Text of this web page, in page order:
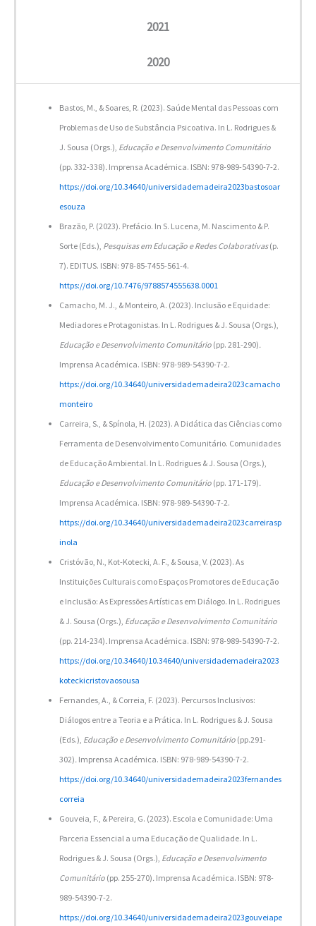
2021
2020
Bastos, M., & Soares, R. (2023). Saúde Mental das Pessoas com
Problemas de Uso de Substância Psicoativa. In L. Rodrigues &
J. Sousa (Orgs.), Educação e Desenvolvimento Comunitário
(pp. 332-338). Imprensa Académica. ISBN: 978-989-54390-7-2.
https://doi.org/10.34640/universidademadeira2023bastosoar
esouza
Brazão, P. (2023). Prefácio. In S. Lucena, M. Nascimento & P.
Sorte (Eds.), Pesquisas em Educação e Redes Colaborativas(p.
7). EDITUS. ISBN: 978-85-7455-561-4.
https://doi.org/10.7476/9788574555638.0001
Camacho, M. J., & Monteiro, A. (2023). Inclusão e Equidade:
Mediadores e Protagonistas. In L. Rodrigues & J. Sousa (Orgs.),
Educação e Desenvolvimento Comunitário (pp. 281-290).
Imprensa Académica. ISBN: 978-989-54390-7-2.
https://doi.org/10.34640/universidademadeira2023camacho
monteiro
Carreira, S., & Spínola, H. (2023). A Didática das Ciências como
Ferramenta de Desenvolvimento Comunitário. Comunidades
de Educação Ambiental. In L. Rodrigues & J. Sousa (Orgs.),
Educação e Desenvolvimento Comunitário (pp. 171-179).
Imprensa Académica. ISBN: 978-989-54390-7-2.
https://doi.org/10.34640/universidademadeira2023carreirasp
inola
Cristóvão, N., Kot-Kotecki, A. F., & Sousa, V. (2023). As
Instituições Culturais como Espaços Promotores de Educação
e Inclusão: As Expressões Artísticas em Diálogo. In L. Rodrigues
& J. Sousa (Orgs.), Educação e Desenvolvimento Comunitário
(pp. 214-234). Imprensa Académica. ISBN: 978-989-54390-7-2.
https://doi.org/10.34640/10.34640/universidademadeira2023
koteckicristovaosousa
Fernandes, A., & Correia, F. (2023). Percursos Inclusivos:
Diálogos entre a Teoria e a Prática. In L. Rodrigues & J. Sousa
(Eds.), Educação e Desenvolvimento Comunitário (pp.291-
302). Imprensa Académica. ISBN: 978-989-54390-7-2.
https://doi.org/10.34640/universidademadeira2023fernandes
correia
Gouveia, F., & Pereira, G. (2023). Escola e Comunidade: Uma
Parceria Essencial a uma Educação de Qualidade. In L.
Rodrigues & J. Sousa (Orgs.), Educação e Desenvolvimento
Comunitário (pp. 255-270). Imprensa Académica. ISBN: 978-
989-54390-7-2.
https://doi.org/10.34640/universidademadeira2023gouveiape